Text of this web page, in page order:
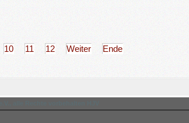
10 11 12 Weiter Ende